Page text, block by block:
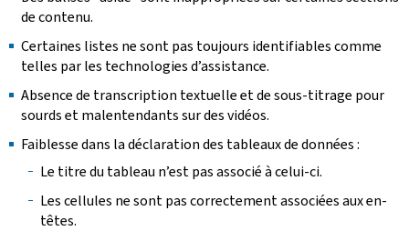
de contenu.
Certaines listes ne sont pas toujours identifiables comme
telles par les technologies d’assistance.
Absence de transcription textuelle et de sous-titrage pour
sourds et malentendants sur des vidéos.
Faiblesse dans la déclaration des tableaux de données :
Le titre du tableau n’est pas associé à celui-ci.
Les cellules ne sont pas correctement associées aux en-
têtes.